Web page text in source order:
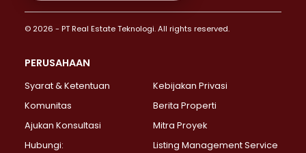
Properti Dijual di Bendungan Hilir >
Properti Dijual di Jakarta Selatan >
Properti Dijual di Lebak Bulus >
Properti Dijual di Gandaria Selatan >
Properti Dijual di Pondok Labu >
© 2026 - PT Real Estate Teknologi. All rights reserved.
PERUSAHAAN
Syarat & Ketentuan
Kebijakan Privasi
Komunitas
Berita Properti
Ajukan Konsultasi
Mitra Proyek
Hubungi:
Listing Management Service